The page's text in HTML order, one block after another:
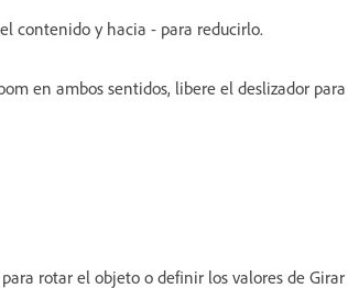
contenido y hacia - para reducirlo.
en ambos sentidos, libere el deslizador
rotar el objeto o definir los valores de